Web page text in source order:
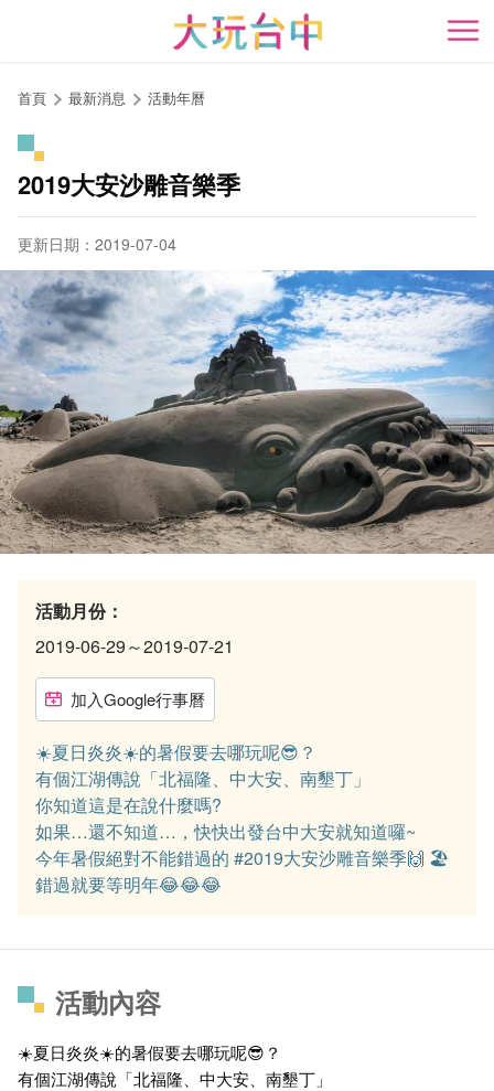
開
首頁 最新消息 活動年曆
2019大安沙雕音樂季
更新日期：2019-07-04
活動月份：
2019-06-29～2019-07-21
加入Google行事曆
☀️夏日炎炎☀️的暑假要去哪玩呢😎？
有個江湖傳說「北福隆、中大安、南墾丁」
你知道這是在說什麼嗎?
如果…還不知道…，快快出發台中大安就知道囉~
今年暑假絕對不能錯過的 #2019大安沙雕音樂季🙌 🏖
錯過就要等明年😂😂😂
活動內容
☀️夏日炎炎☀️的暑假要去哪玩呢😎？
有個江湖傳說「北福隆、中大安、南墾丁」